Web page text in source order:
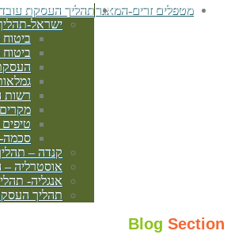
מטפלים זרים-המאגרתהליך העסקת
ישראל-
רשות
קנדה –
אוסטרליה –
אנגליה-
תהליך
Blog Section